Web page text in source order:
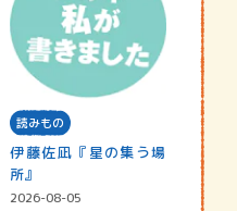
読みもの
伊藤佐凪『星の集う場
所』
2026-08-05